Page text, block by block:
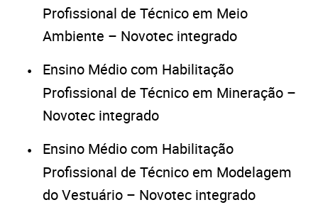
Profissional de Técnico em Meio
Ambiente – Novotec integrado
Ensino Médio com Habilitação
Profissional de Técnico em Mineração –
Novotec integrado
Ensino Médio com Habilitação
Profissional de Técnico em Modelagem
do Vestuário – Novotec integrado